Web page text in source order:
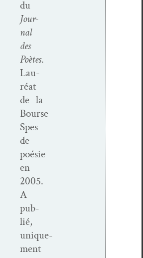
du
Jour­
nal
des
Poètes.
Lau­
réat
de la
Bourse
Spes
de
poésie
en
2005.
A
pub­
lié,
unique­
ment